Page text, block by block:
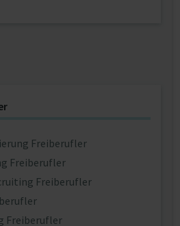
Freiberufler
Freiberufler
Freiberufler
Freiberufler